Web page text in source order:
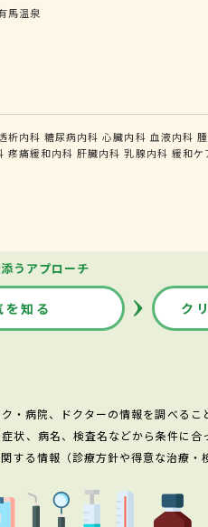
馬温泉
析内科 糖尿病内科 心臓内科 血液内科
疼痛緩和内科 肝臓内科 乳腺内科 緩和ケ
うアプローチ
を知る ク
病院、ドクターの情報を調べるこ
、病名、検査名などから条件に合
する情報（診療方針や得意な治療・